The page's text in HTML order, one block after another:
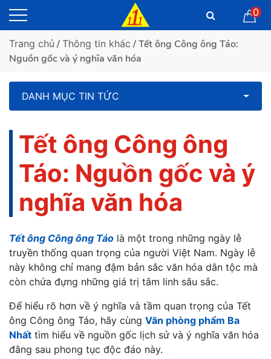
0
Trang chủ / Thông tin khác / Tết ông Công ông Táo:
Nguồn gốc và ý nghĩa văn hóa
DANH MỤC TIN TỨC
Tết ông Công ông
Táo: Nguồn gốc và ý
nghĩa văn hóa
Tết ông Công ông Táo là một trong những ngày lễ
truyền thống quan trọng của người Việt Nam. Ngày lễ
này không chỉ mang đậm bản sắc văn hóa dân tộc mà
còn chứa đựng những giá trị tâm linh sâu sắc.
Để hiểu rõ hơn về ý nghĩa và tầm quan trọng của Tết
ông Công ông Táo, hãy cùng Văn phòng phẩm Ba
Nhất tìm hiểu về nguồn gốc lịch sử và ý nghĩa văn hóa
đằng sau phong tục độc đáo này.